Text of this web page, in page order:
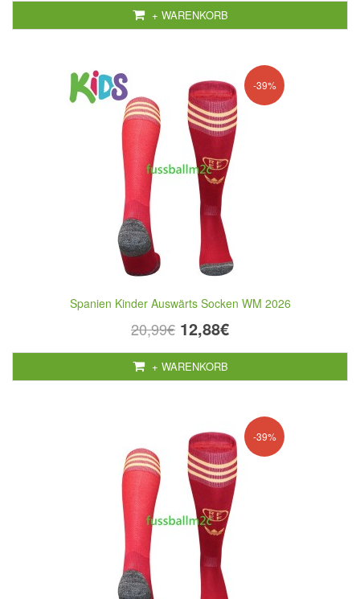
+ WARENKORB
-39%
Spanien Kinder Auswärts Socken WM 2026
20,99€ 12,88€
+ WARENKORB
-39%